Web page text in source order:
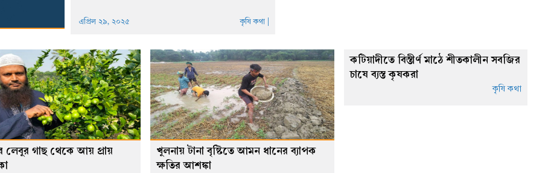
এপ্রিল ২৯, ২০২৫ কৃষি কথা |
লেবুর গাছ থেকে আয় প্রায়
খুলনায় টানা বৃষ্টিতে আমন ধানের ব্যাপক
ক্ষতির আশঙ্কা
কটিয়াদীতে বিস্তীর্ণ মাঠে শীতকালীন সবজির
চাষে ব্যস্ত কৃষকরা
কৃষি কথা